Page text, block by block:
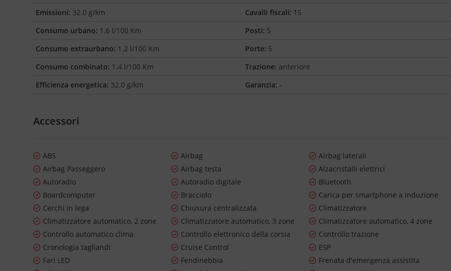
Emissioni: 32.0 g/km
Consumo urbano: 1.6 l/100 Km
Consumo extraurbano: 1.2 l/100 Km
Consumo combinato: 1.4 l/100 Km
Efficienza energetica: 32.0 g/km
Cavalli fiscali: 15
Posti: 5
Porte: 5
Trazione: anteriore
Garanzia: -
Accessori
ABS Airbag
Airbag laterali
Airbag Passeggero
Airbag testa
Alzacristalli elettrici
Autoradio
Autoradio digitale
Bluetooth
Boardcomputer
Bracciolo
Carica per smartphone a induzione
Cerchi in lega
Chiusura centralizzata
Climatizzatore
Climatizzatore automatico, 2 zone
Climatizzatore automatico, 3 zone
Climatizzatore automatico, 4 zone
Controllo automatico clima
Controllo elettronico della corsia
Controllo trazione
Cronologia tagliandi
Cruise Control
ESP
Fari LED
Fendinebbia
Frenata d'emergenza assistita